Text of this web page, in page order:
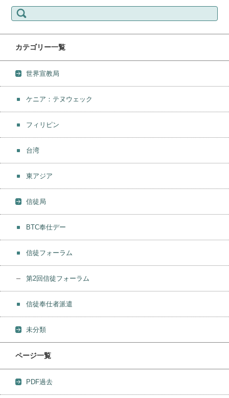
検索:
カテゴリー一覧
世界宣教局
ケニア：テヌウェック
フィリピン
台湾
東アジア
信徒局
BTC奉仕デー
信徒フォーラム
第2回信徒フォーラム
信徒奉仕者派遣
未分類
ページ一覧
PDF過去